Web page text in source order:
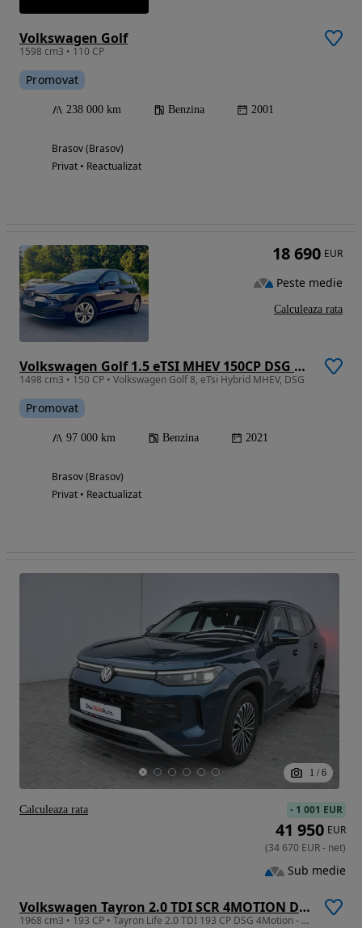
Volkswagen Golf
1598 cm3 • 110 CP
Promovat
238 000 km Benzina 2001
Brasov (Brasov)
Privat • Reactualizat
Volkswagen Golf 1.5 eTSI MHEV 150CP DSG Style
1498 cm3 • 150 CP • Volkswagen Golf 8, eTsi Hybrid MHEV, DSG
Promovat
97 000 km Benzina 2021
Brasov (Brasov)
Privat • Reactualizat
18 690 EUR
Peste medie
Calculeaza rata
1 / 6
Volkswagen Tayron 2.0 TDI SCR 4MOTION DSG Life
1968 cm3 • 193 CP • Tayron Life 2.0 TDI 193 CP DSG 4Motion - 7 locuri
- 1 001 EUR
41 950 EUR
(34 670 EUR- net)
Sub medie
Calculeaza rata